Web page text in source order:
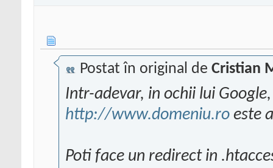
Postat în original de Cristian
Intr-adevar, in ochii lui
http://www.domeniu.ro este
Poti face un redirect in